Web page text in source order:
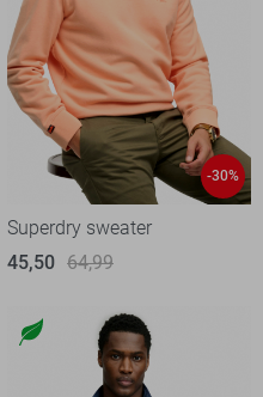
-30%
Superdry sweater
45,50 64,99